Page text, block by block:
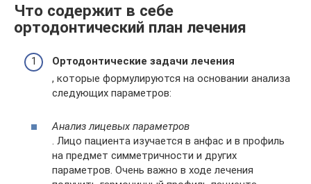
Что содержит в себе
ортодонтический план лечения
Ортодонтические задачи лечения
, которые формулируются на основании анализа
следующих параметров:
Анализ лицевых параметров
. Лицо пациента изучается в анфас и в профиль
на предмет симметричности и других
параметров. Очень важно в ходе лечения